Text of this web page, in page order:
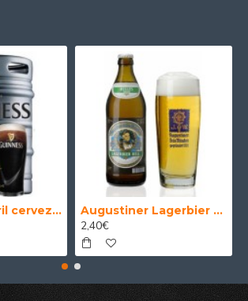
Guinnes - Barril cerveza 30 Litros Augustiner Lagerbier Hell - Cerveza Alemana Munich Helles Lager 50 cl.
2,40€